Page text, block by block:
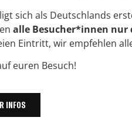
sich als Deutschlands
alle Besucher*innen
Eintritt, wir empfehlen
euren Besuch!
INFOS